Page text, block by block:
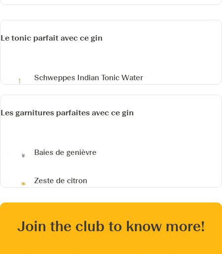
Le tonic parfait avec ce gin
Schweppes Indian Tonic Water
Les garnitures parfaites avec ce gin
Baies de genièvre
Zeste de citron
Join the club to know more!